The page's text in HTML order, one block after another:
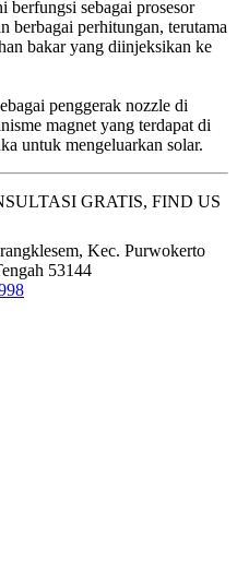
berfungsi sebagai prosesor
berbagai perhitungan, terutama
bakar yang diinjeksikan ke
penggerak nozzle di
magnet yang terdapat di
untuk mengeluarkan solar.
GRATIS, FIND US
Kec. Purwokerto
53144